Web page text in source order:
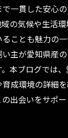
一貫した安心
の気候や生活
ことも魅力の
主が愛知県産
本ブログでは
成環境の詳細
出会いをサポー